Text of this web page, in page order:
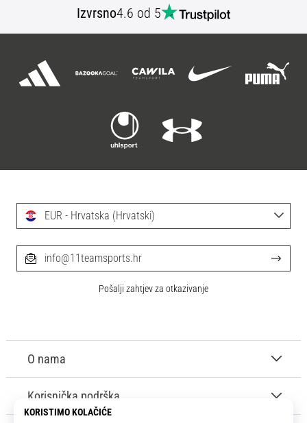
Izvrsno4.6 od 5
O nama
Korisnička podrška
EUR - Hrvatska (Hrvatski)
info@11teamsports.hr
Pošalji zahtjev za otkazivanje